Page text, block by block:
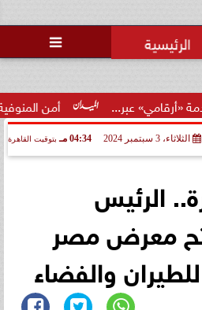

أمن المنوفية يكشف
الثلاثاء، 3 سبتمبر 2024 04:34 مـ بتوقيت القاهرة
الرئيس
معرض مصر
والفضاء